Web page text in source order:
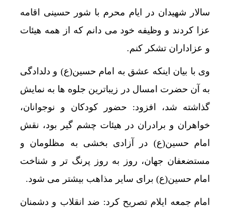
سالار شهیدان در ایام محرم با شور حسینی اقامه
عزا کردند و وظیفه خود می دانم که از همه هیئات
و عزاداران تشکر کنم.
وی با بیان اینکه عشق به امام حسین(ع) و دلدادگی
به آن حضرت امسال در زیباترین جلوه ها به نمایش
گذاشته شد، افزود: حضور کودکان و نوجوانان،
خواهران و برادران در هیئات چشم گیر بود، نقش
امام حسین(ع) در آزادی بخشی به مظلومان و
مستضعفان جهان، روز به روز پرنگ تر و شناخت
امام حسین(ع) برای سایر مذاهب بیشتر می شود.
امام جمعه ایلام تصریح کرد: ضد انقلاب و دشمنان